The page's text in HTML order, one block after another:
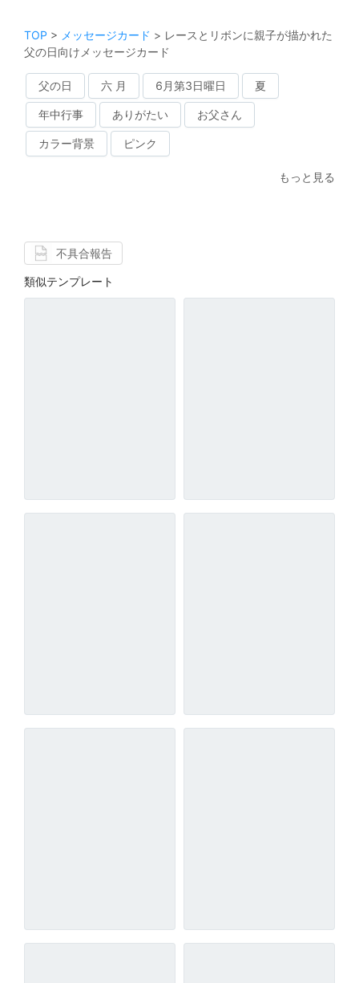
TOP > メッセージカード > レースとリボンに親子が描かれた
父の日向けメッセージカード
父の日 六 月 6月第3日曜日 夏
年中行事 ありがたい お父さん
カラー背景 ピンク
もっと見る
不具合報告
類似テンプレート